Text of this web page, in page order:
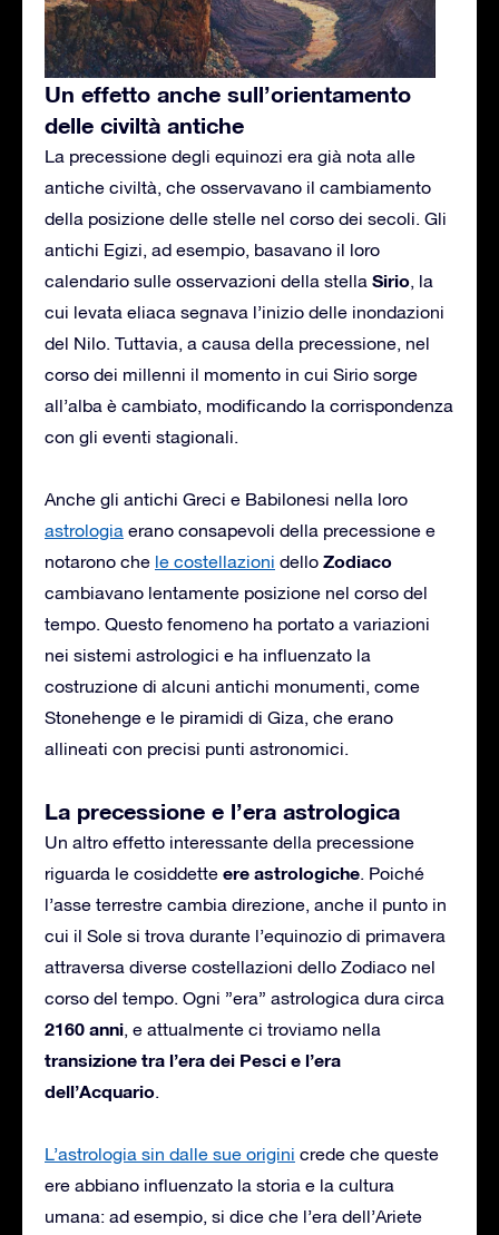
Un effetto anche sull’orientamento
delle civiltà antiche
La precessione degli equinozi era già nota alle
antiche civiltà, che osservavano il cambiamento
della posizione delle stelle nel corso dei secoli. Gli
antichi Egizi, ad esempio, basavano il loro
calendario sulle osservazioni della stella Sirio, la
cui levata eliaca segnava l’inizio delle inondazioni
del Nilo. Tuttavia, a causa della precessione, nel
corso dei millenni il momento in cui Sirio sorge
all’alba è cambiato, modificando la corrispondenza
con gli eventi stagionali.
Anche gli antichi Greci e Babilonesi nella loro
astrologia erano consapevoli della precessione e
notarono che le costellazioni dello Zodiaco
cambiavano lentamente posizione nel corso del
tempo. Questo fenomeno ha portato a variazioni
nei sistemi astrologici e ha influenzato la
costruzione di alcuni antichi monumenti, come
Stonehenge e le piramidi di Giza, che erano
allineati con precisi punti astronomici.
La precessione e l’era astrologica
Un altro effetto interessante della precessione
riguarda le cosiddette ere astrologiche. Poiché
l’asse terrestre cambia direzione, anche il punto in
cui il Sole si trova durante l’equinozio di primavera
attraversa diverse costellazioni dello Zodiaco nel
corso del tempo. Ogni ”era” astrologica dura circa
2160 anni, e attualmente ci troviamo nella
transizione tra l’era dei Pesci e l’era
dell’Acquario.
L’astrologia sin dalle sue origini crede che queste
ere abbiano influenzato la storia e la cultura
umana: ad esempio, si dice che l’era dell’Ariete